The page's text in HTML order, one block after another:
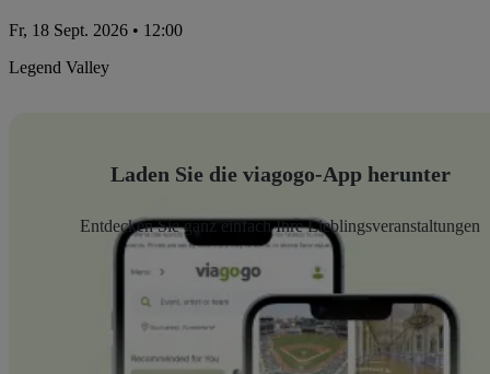
Fr, 18 Sept. 2026 • 12:00
Legend Valley
Laden Sie die viagogo-App herunter
Entdecken Sie ganz einfach Ihre Lieblingsveranstaltungen